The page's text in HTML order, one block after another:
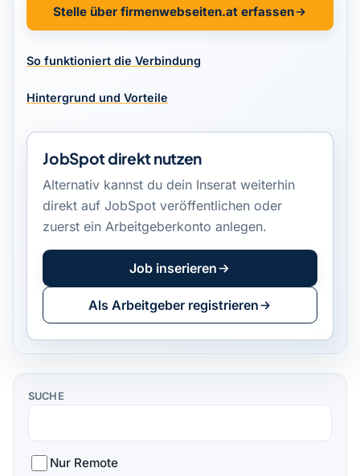
Stelle über firmenwebseiten.at erfassen
So funktioniert die Verbindung
Hintergrund und Vorteile
JobSpot direkt nutzen
Alternativ kannst du dein Inserat weiterhin
direkt auf JobSpot veröffentlichen oder
zuerst ein Arbeitgeberkonto anlegen.
Job inserieren
Als Arbeitgeber registrieren
SUCHE
Nur Remote